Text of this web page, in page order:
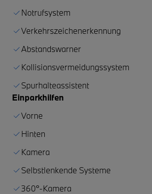
Notrufsystem
Verkehrszeichenerkennung
Abstandswarner
Kollisionsvermeidungssystem
Spurhalteassistent
Einparkhilfen
Vorne
Hinten
Kamera
Selbstlenkende Systeme
360°-Kamera